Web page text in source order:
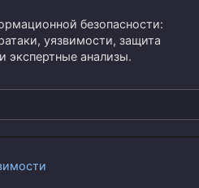
безопасности:
уязвимости, защита
экспертные анализы.